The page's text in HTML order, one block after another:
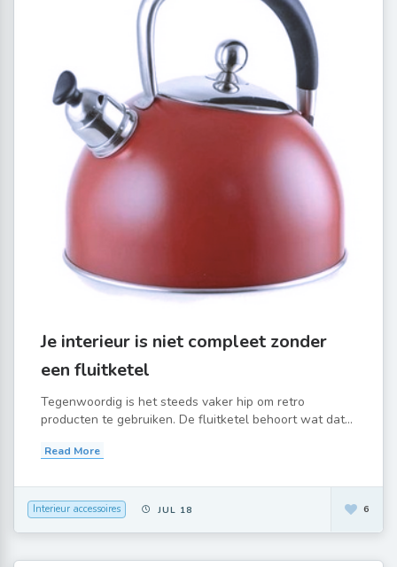
Je interieur is niet compleet zonder
een fluitketel
Tegenwoordig is het steeds vaker hip om retro
producten te gebruiken. De fluitketel behoort wat dat...
Read More
Interieur accessoires JUL 18 6